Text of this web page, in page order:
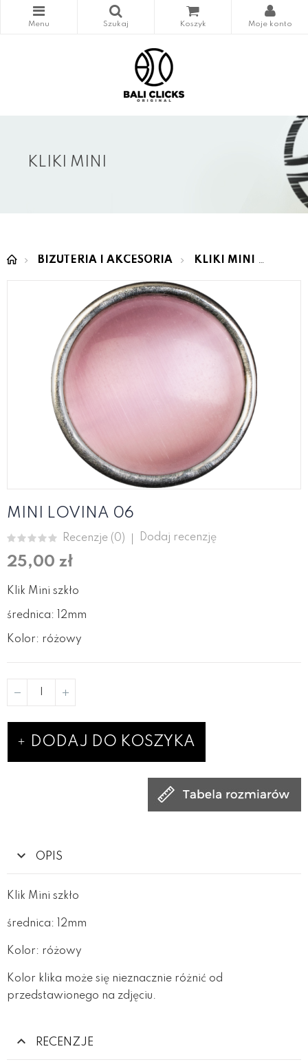
KLIKI MINI
BIŻUTERIA I AKCESORIA KLIKI MINI
MINI LOVINA 06
Recenzje (0) Dodaj recenzję
25,00 zł
Klik Mini szkło
średnica: 12mm
Kolor: różowy
DODAJ DO KOSZYKA
OPIS
Klik Mini szkło
średnica: 12mm
Kolor: różowy
Kolor klika może się nieznacznie różnić od
przedstawionego na zdjęciu.
RECENZJE